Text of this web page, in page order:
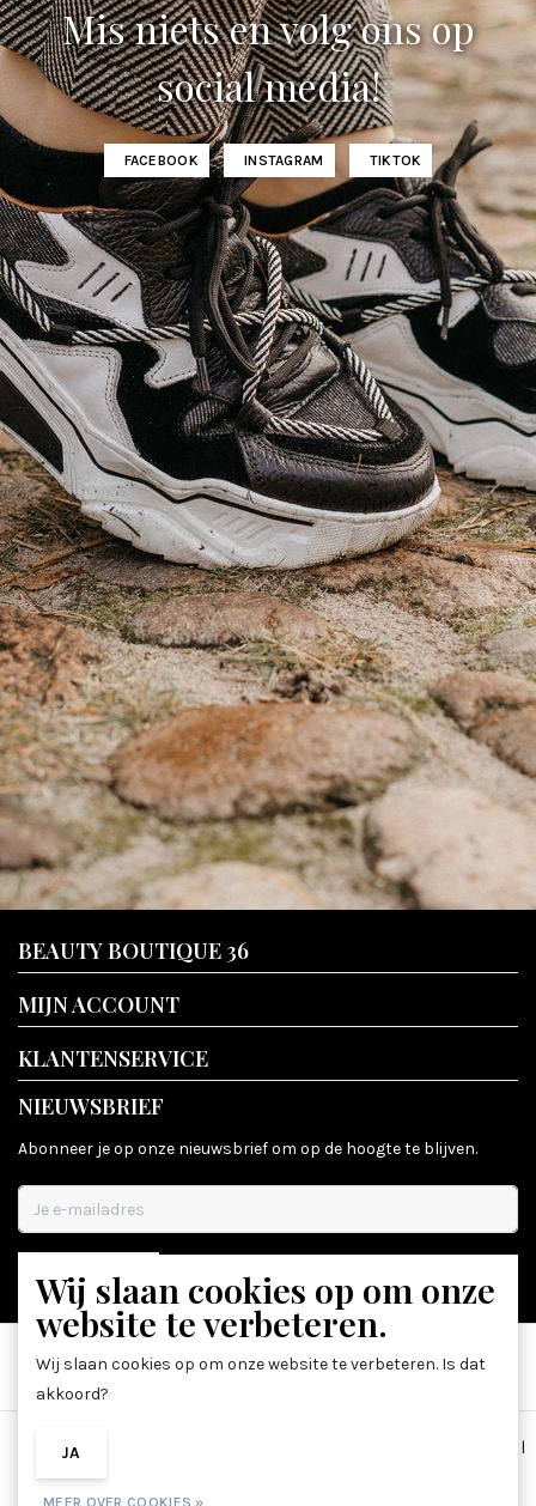
Mis niets en volg ons op
social media!
FACEBOOK INSTAGRAM TIKTOK
BEAUTY BOUTIQUE 36
MIJN ACCOUNT
KLANTENSERVICE
NIEUWSBRIEF
Abonneer je op onze nieuwsbrief om op de hoogte te blijven.
ABONNEER
Algemene voorwaarden
|
Wij slaan cookies op om onze
website te verbeteren.
Wij slaan cookies op om onze website te verbeteren. Is dat
akkoord?
JA
MEER OVER COOKIES »